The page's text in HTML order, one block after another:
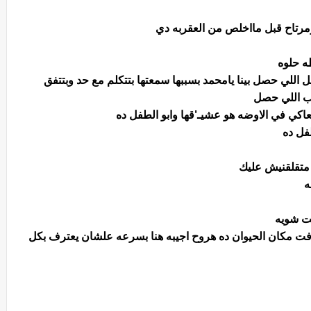
قبل مااخلص من العقربه دي
حلوه
حصل بينا يامحمد بسببها سمعتها بتتكلم مع حد وبتتفق
اللي حصل
في الاوضه هو عشيـ'قها وابو الطفل ده
ده
عليك
شويه
مكان الحيوان ده هروح اجيبه هنا بسرعه علشان يعترف بكل